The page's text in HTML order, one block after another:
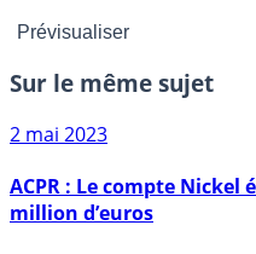
Sur le même sujet
2 mai 2023